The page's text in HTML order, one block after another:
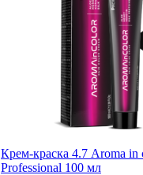
Крем-краска 4.7 Aroma in
Professional 100 мл